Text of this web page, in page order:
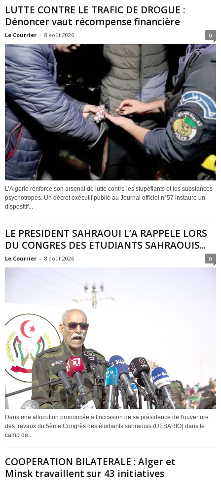
LUTTE CONTRE LE TRAFIC DE DROGUE :
Dénoncer vaut récompense financière
Le Courrier - 8 août 2026 0
L’Algérie renforce son arsenal de lutte contre les stupéfiants et les substances
psychotropes. Un décret exécutif publié au Journal officiel n°57 instaure un
dispositif...
LE PRESIDENT SAHRAOUI L’A RAPPELE LORS
DU CONGRES DES ETUDIANTS SAHRAOUIS...
Le Courrier - 8 août 2026 0
Dans une allocution prononcée à l’occasion de sa présidence de l'ouverture
des travaux du 5ème Congrès des étudiants sahraouis (UESARIO) dans le
camp de...
COOPERATION BILATERALE : Alger et
Minsk travaillent sur 43 initiatives